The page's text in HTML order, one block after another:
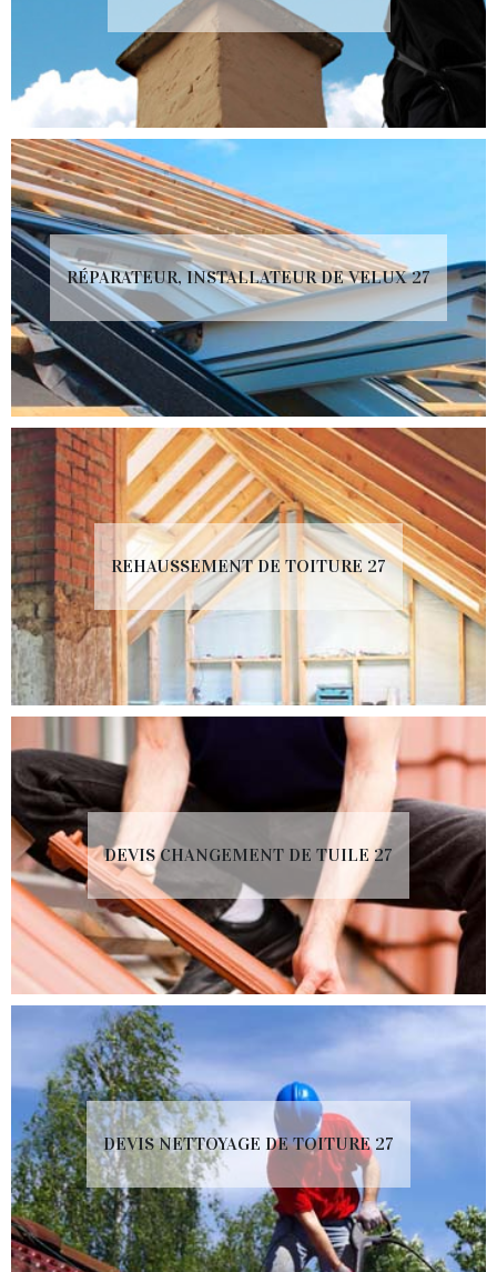
RÉPARATEUR, INSTALLATEUR DE VELUX 27
REHAUSSEMENT DE TOITURE 27
DEVIS CHANGEMENT DE TUILE 27
DEVIS NETTOYAGE DE TOITURE 27